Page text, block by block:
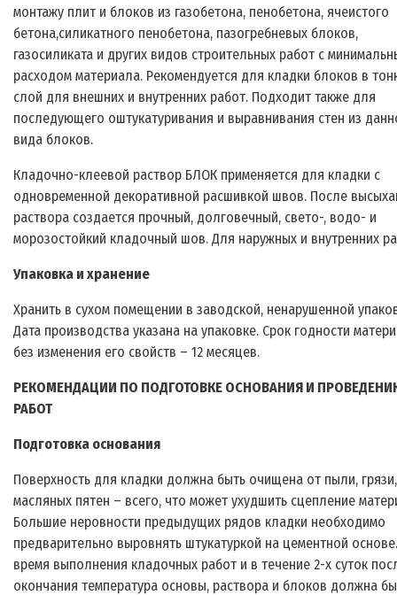
монтажу плит и блоков из газобетона, пенобетона, ячеистого
бетона,силикатного пенобетона, пазогребневых блоков,
газосиликата и других видов строительных работ с
расходом материала. Рекомендуется для кладки блоков в
слой для внешних и внутренних работ. Подходит также для
последующего оштукатуривания и выравнивания стен из
вида блоков.
Кладочно-клеевой раствор БЛОК применяется для кладки с
одновременной декоративной расшивкой швов. После
раствора создается прочный, долговечный, свето-, водо- и
морозостойкий кладочный шов. Для наружных и внутренних
Упаковка и хранение
Хранить в сухом помещении в заводской, ненарушенной
Дата производства указана на упаковке. Срок годности
без изменения его свойств – 12 месяцев.
РЕКОМЕНДАЦИИ ПО ПОДГОТОВКЕ ОСНОВАНИЯ И
РАБОТ
Подготовка основания
Поверхность для кладки должна быть очищена от пыли, грязи,
масляных пятен – всего, что может ухудшить сцепление
Большие неровности предыдущих рядов кладки необходимо
предварительно выровнять штукатуркой на цементной
время выполнения кладочных работ и в течение 2-х суток
окончания температура основы, раствора и блоков должна